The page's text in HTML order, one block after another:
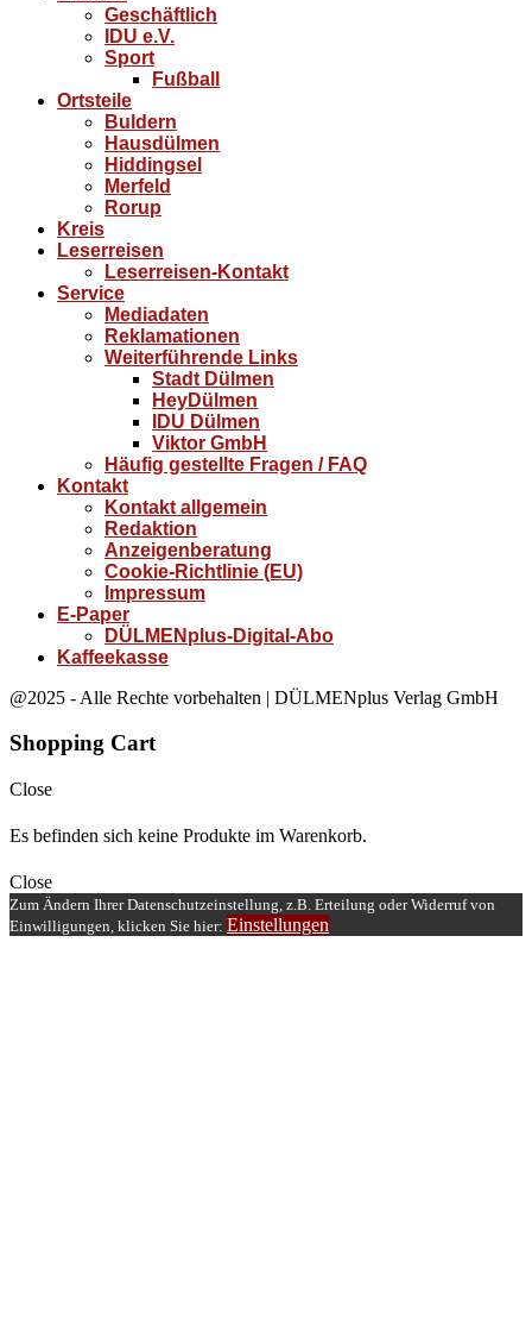
Geschäftlich
IDU e.V.
Sport
Fußball
Ortsteile
Buldern
Hausdülmen
Hiddingsel
Merfeld
Rorup
Kreis
Leserreisen
Leserreisen-Kontakt
Service
Mediadaten
Reklamationen
Weiterführende Links
Stadt Dülmen
HeyDülmen
IDU Dülmen
Viktor GmbH
Häufig gestellte Fragen / FAQ
Kontakt
Kontakt allgemein
Redaktion
Anzeigenberatung
Cookie-Richtlinie (EU)
Impressum
E-Paper
DÜLMENplus-Digital-Abo
Kaffeekasse
@2025 - Alle Rechte vorbehalten | DÜLMENplus Verlag GmbH
Shopping Cart
Close
Es befinden sich keine Produkte im Warenkorb.
Close
Zum Ändern Ihrer Datenschutzeinstellung, z.B. Erteilung oder Widerruf von
Einwilligungen, klicken Sie hier: Einstellungen